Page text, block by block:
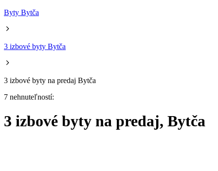
Byty Bytča
3 izbové byty Bytča
3 izbové byty na predaj Bytča
7 nehnuteľností:
3 izbové byty na predaj, Bytča